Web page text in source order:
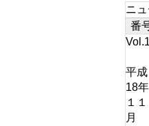
ニ
番
平成
18年
１１
月